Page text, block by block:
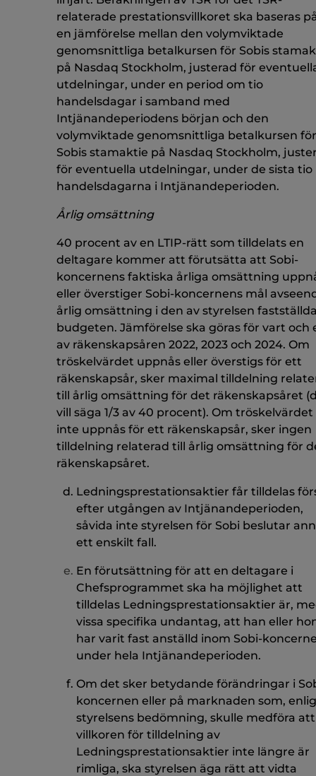
relaterade prestationsvillkoret ska baseras
en jämförelse mellan den volymviktade
genomsnittliga betalkursen för Sobis
på Nasdaq Stockholm, justerad för
utdelningar, under en period om tio
handelsdagar i samband med
Intjänandeperiodens början och den
volymviktade genomsnittliga betalkursen för
Sobis stamaktie på Nasdaq Stockholm,
för eventuella utdelningar, under de sista tio
handelsdagarna i Intjänandeperioden.
Årlig omsättning
40 procent av en LTIP-rätt som tilldelats en
deltagare kommer att förutsätta att Sobi-
koncernens faktiska årliga omsättning
eller överstiger Sobi-koncernens mål
årlig omsättning i den av styrelsen
budgeten. Jämförelse ska göras för vart och
av räkenskapsåren 2022, 2023 och 2024. Om
tröskelvärdet uppnås eller överstigs för ett
räkenskapsår, sker maximal tilldelning
till årlig omsättning för det räkenskapsåret
vill säga 1/3 av 40 procent). Om tröskelvärdet
inte uppnås för ett räkenskapsår, sker ingen
tilldelning relaterad till årlig omsättning för
räkenskapsåret.
Ledningsprestationsaktier får tilldelas
efter utgången av Intjänandeperioden,
såvida inte styrelsen för Sobi beslutar
ett enskilt fall.
En förutsättning för att en deltagare i
Chefsprogrammet ska ha möjlighet att
tilldelas Ledningsprestationsaktier är,
vissa specifika undantag, att han eller
har varit fast anställd inom Sobi-
under hela Intjänandeperioden.
Om det sker betydande förändringar i
koncernen eller på marknaden som,
styrelsens bedömning, skulle medföra att
villkoren för tilldelning av
Ledningsprestationsaktier inte längre är
rimliga, ska styrelsen äga rätt att vidta